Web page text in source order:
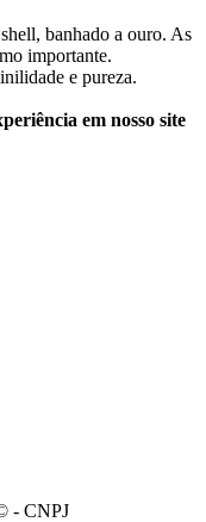
banhado a ouro. As
importante.
e pureza.
em nosso site
- CNPJ